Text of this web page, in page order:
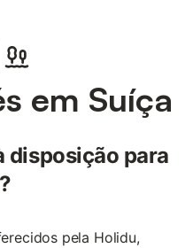
em Suíça
disposição para
pela Holidu,